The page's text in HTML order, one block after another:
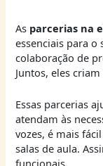
As parcerias na
essenciais para o
colaboração de
Juntos, eles
Essas parcerias
atendam às
vozes, é mais
salas de aula.
funcionais.